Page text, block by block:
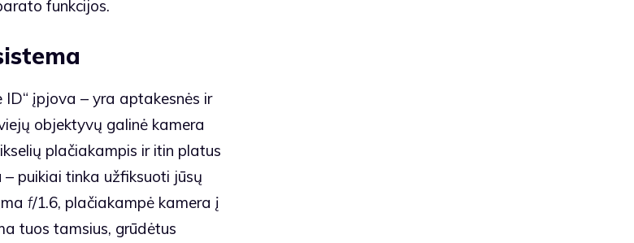
funkcijos.
ID“ įpjova – yra aptakesnės ir
objektyvų galinė kamera
plačiakampis ir itin platus
puikiai tinka užfiksuoti jūsų
f/1.6, plačiakampė kamera į
tuos tamsius, grūdėtus